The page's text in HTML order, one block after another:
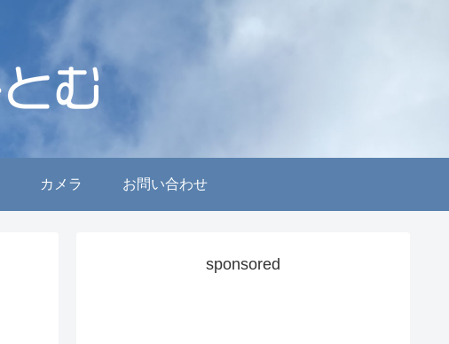
カメラ お問い合わせ
sponsored